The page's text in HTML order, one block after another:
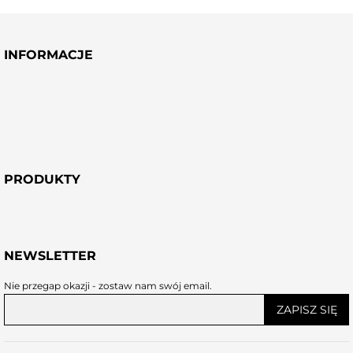
INFORMACJE
PRODUKTY
NEWSLETTER
Nie przegap okazji - zostaw nam swój email.
ZAPISZ SIĘ